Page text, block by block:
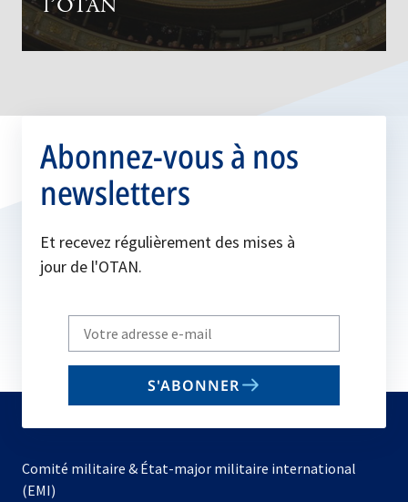
Abonnez-vous à nos
newsletters
Et recevez régulièrement des mises à
jour de l'OTAN.
Write
your
email
S'ABONNER
Comité militaire & État-major militaire international
(EMI)